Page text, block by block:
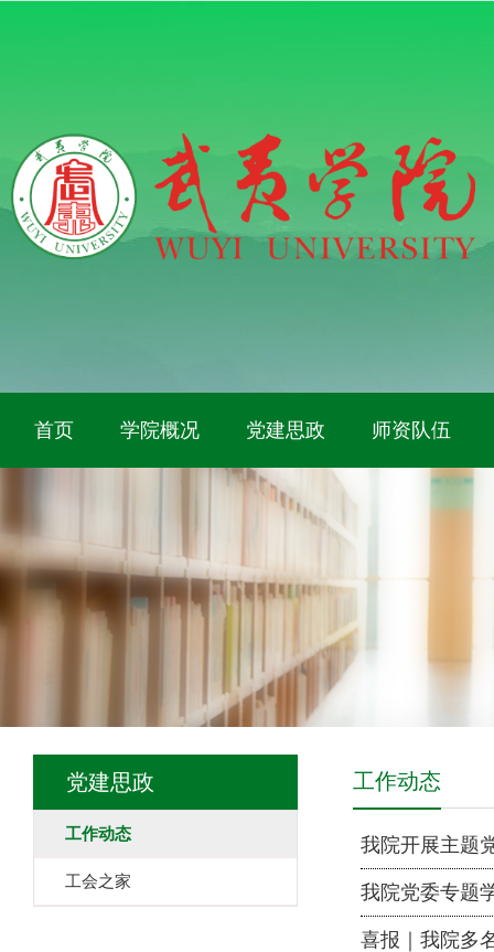
首页 学院概况 党建思政 师资队伍
党建思政
工作动态
工会之家
工作动态
我院开展主题
我院党委专题
喜报｜我院多